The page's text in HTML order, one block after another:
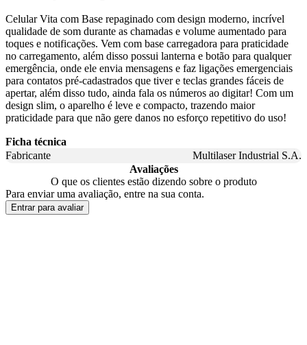
Celular Vita com Base repaginado com design moderno, incrível
qualidade de som durante as chamadas e volume aumentado para
toques e notificações. Vem com base carregadora para praticidade
no carregamento, além disso possui lanterna e botão para qualquer
emergência, onde ele envia mensagens e faz ligações emergenciais
para contatos pré-cadastrados que tiver e teclas grandes fáceis de
apertar, além disso tudo, ainda fala os números ao digitar! Com um
design slim, o aparelho é leve e compacto, trazendo maior
praticidade para que não gere danos no esforço repetitivo do uso!
Ficha técnica
Fabricante
Multilaser Industrial S.A.
Avaliações
O que os clientes estão dizendo sobre o produto
Para enviar uma avaliação, entre na sua conta.
Entrar para avaliar